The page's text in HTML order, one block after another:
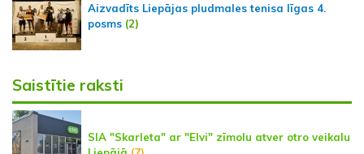
Aizvadīts Liepājas pludmales tenisa līgas 4.
posms (2)
Saistītie raksti
SIA "Skarleta" ar "Elvi" zīmolu atver otro veikalu